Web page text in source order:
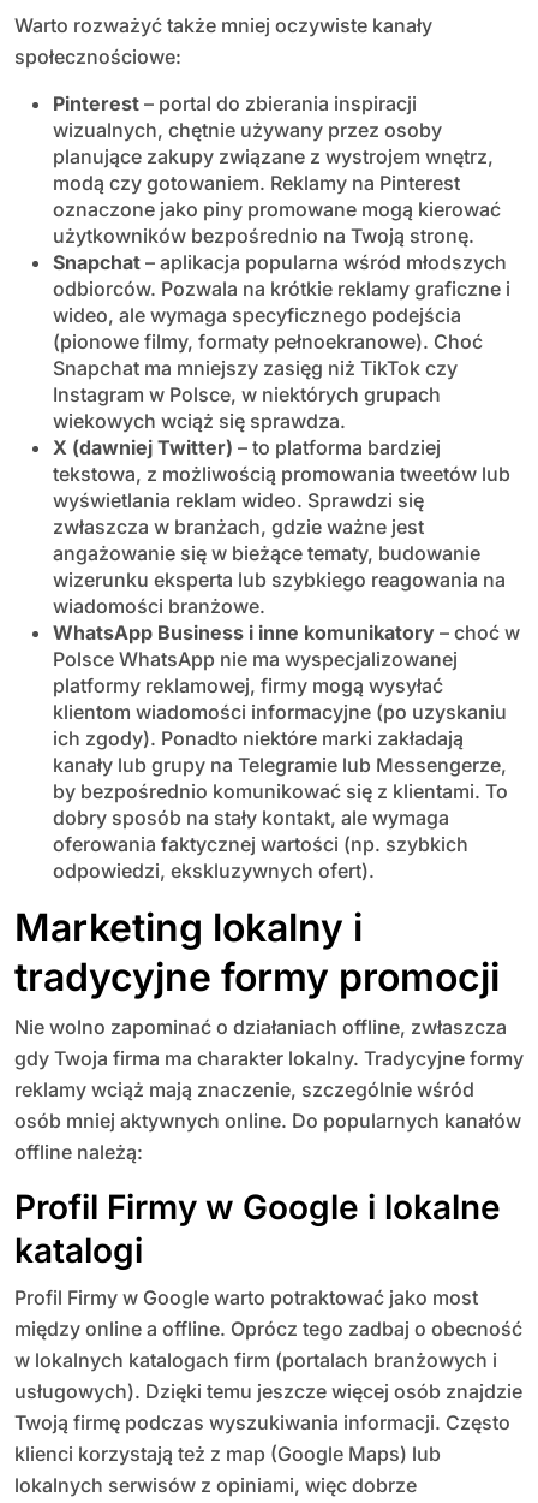
Warto rozważyć także mniej oczywiste kanały
społecznościowe:
Pinterest – portal do zbierania inspiracji
wizualnych, chętnie używany przez osoby
planujące zakupy związane z wystrojem wnętrz,
modą czy gotowaniem. Reklamy na Pinterest
oznaczone jako piny promowane mogą kierować
użytkowników bezpośrednio na Twoją stronę.
Snapchat – aplikacja popularna wśród młodszych
odbiorców. Pozwala na krótkie reklamy graficzne i
wideo, ale wymaga specyficznego podejścia
(pionowe filmy, formaty pełnoekranowe). Choć
Snapchat ma mniejszy zasięg niż TikTok czy
Instagram w Polsce, w niektórych grupach
wiekowych wciąż się sprawdza.
X (dawniej Twitter) – to platforma bardziej
tekstowa, z możliwością promowania tweetów lub
wyświetlania reklam wideo. Sprawdzi się
zwłaszcza w branżach, gdzie ważne jest
angażowanie się w bieżące tematy, budowanie
wizerunku eksperta lub szybkiego reagowania na
wiadomości branżowe.
WhatsApp Business i inne komunikatory – choć w
Polsce WhatsApp nie ma wyspecjalizowanej
platformy reklamowej, firmy mogą wysyłać
klientom wiadomości informacyjne (po uzyskaniu
ich zgody). Ponadto niektóre marki zakładają
kanały lub grupy na Telegramie lub Messengerze,
by bezpośrednio komunikować się z klientami. To
dobry sposób na stały kontakt, ale wymaga
oferowania faktycznej wartości (np. szybkich
odpowiedzi, ekskluzywnych ofert).
Marketing lokalny i
tradycyjne formy promocji
Nie wolno zapominać o działaniach offline, zwłaszcza
gdy Twoja firma ma charakter lokalny. Tradycyjne formy
reklamy wciąż mają znaczenie, szczególnie wśród
osób mniej aktywnych online. Do popularnych kanałów
offline należą:
Profil Firmy w Google i lokalne
katalogi
Profil Firmy w Google warto potraktować jako most
między online a offline. Oprócz tego zadbaj o obecność
w lokalnych katalogach firm (portalach branżowych i
usługowych). Dzięki temu jeszcze więcej osób znajdzie
Twoją firmę podczas wyszukiwania informacji. Często
klienci korzystają też z map (Google Maps) lub
lokalnych serwisów z opiniami, więc dobrze